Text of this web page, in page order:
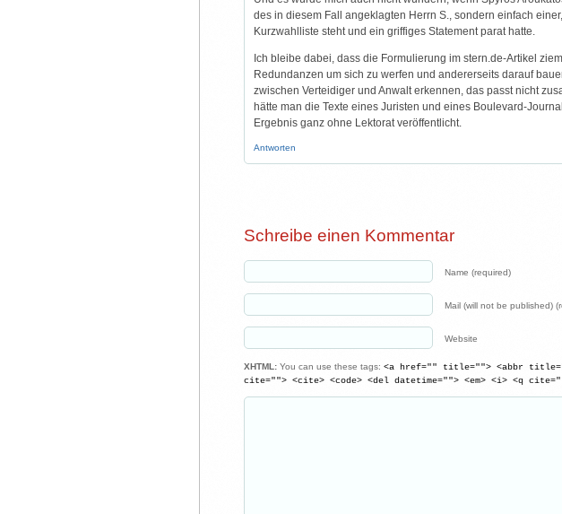
des in diesem Fall angeklagten Herrn S., sondern einfach
Kurzwahlliste steht und ein griffiges Statement parat hatte.
Ich bleibe dabei, dass die Formulierung im stern.de-Artikel
Redundanzen um sich zu werfen und andererseits darauf
zwischen Verteidiger und Anwalt erkennen, das passt nicht
hätte man die Texte eines Juristen und eines Boulevard-
Ergebnis ganz ohne Lektorat veröffentlicht.
Antworten
Schreibe einen Kommentar
Name (required)
Mail (will not be published)
Website
XHTML: You can use these tags: <a href="" title=""> <abbr
cite=""> <cite> <code> <del datetime=""> <em> <i> <q